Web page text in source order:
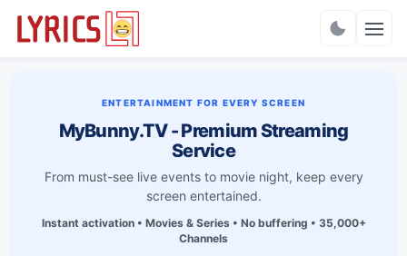
ENTERTAINMENT FOR EVERY SCREEN
MyBunny.TV - Premium Streaming
Service
From must-see live events to movie night, keep every
screen entertained.
Instant activation • Movies & Series • No buffering • 35,000+
Channels